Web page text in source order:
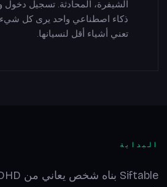
الشيفرة، المحادثة. تسجيل دخول
ذكاء اصطناعي واحد يرى كل
تعني أشياء أقل لنسيانها.
البداية